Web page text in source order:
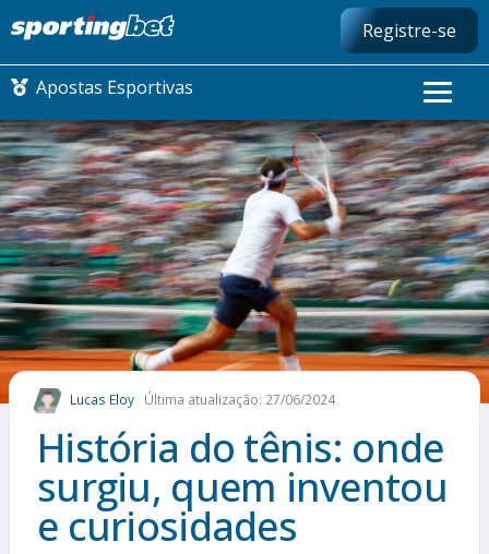
Registre-se
Apostas Esportivas
CONMEBOL LIBERTADORES
FUTEBOL NACIONAL
FUTEBOL INTERNACIONAL
COMO APOSTAR
MAIS ESPORTES
Lucas Eloy Última atualização: 27/06/2024
História do tênis: onde
surgiu, quem inventou
e curiosidades